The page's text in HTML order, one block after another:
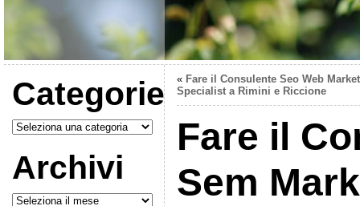
Categorie
Categorie
Archivi
Archivi
« Fare il Consulente Seo Web
Specialist a Rimini e Riccione
Fare il
Sem